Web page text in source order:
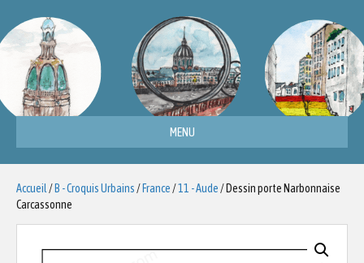
MENU
Accueil / B - Croquis Urbains / France /11 - Aude / Dessin porte Narbonnaise
Carcassonne